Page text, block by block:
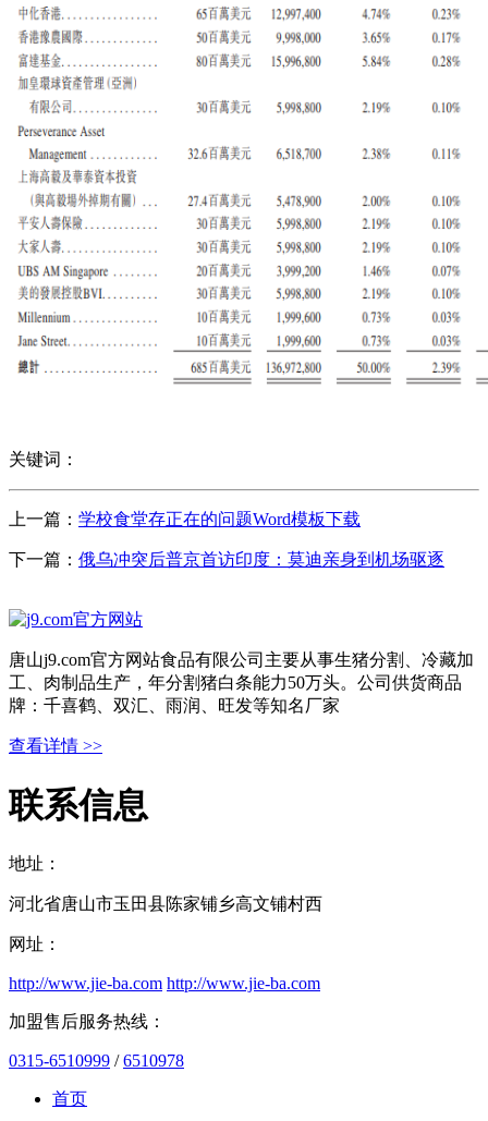
关键词：
上一篇： 学校食堂存正在的问题Word模板下载
下一篇： 俄乌冲突后普京首访印度：莫迪亲身到机场驱逐
唐山j9.com官方网站食品有限公司主要从事生猪分割、冷藏加
工、肉制品生产，年分割猪白条能力50万头。公司供货商品
牌：千喜鹤、双汇、雨润、旺发等知名厂家
查看详情 >>
联系信息
地址：
河北省唐山市玉田县陈家铺乡高文铺村西
网址：
http://www.jie-ba.com http://www.jie-ba.com
加盟售后服务热线：
0315-6510999 /6510978
首页